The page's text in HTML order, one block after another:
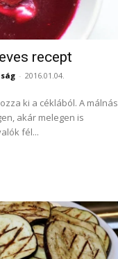
recept
- 2016.01.04.
ki a céklából. A málnás
akár melegen is
fogyasztható. Hozzávalók fél...